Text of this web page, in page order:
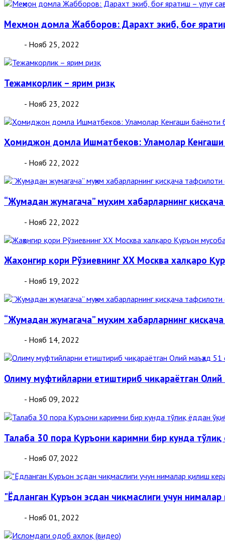
Меҳмон домла Жабборов: Дарахт экиб, боғ
- Нояб 25, 2022
Тежамкорлик – ярим ризқ
- Нояб 23, 2022
Ҳомиджон домла Ишматбеков: Уламолар Кенгаши
- Нояб 22, 2022
“Жумадан жумагача” муҳим хабарларнинг
- Нояб 22, 2022
Жаҳонгир қори Рўзиевнинг ХХ Москва халқаро
- Нояб 19, 2022
“Жумадан жумагача” муҳим хабарларнинг
- Нояб 14, 2022
Олиму муфтийларни етиштириб чиқараётган
- Нояб 09, 2022
Талаба 30 пора Қуръони каримни бир кунда
- Нояб 07, 2022
"Ёдланган Қуръон эсдан чиқмаслиги учун
- Нояб 01, 2022